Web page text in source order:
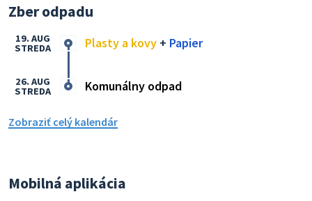
Zber odpadu
Plasty a kovy + Papier
19. AUG
STREDA
Komunálny odpad
26. AUG
STREDA
Zobraziť celý kalendár
Mobilná aplikácia